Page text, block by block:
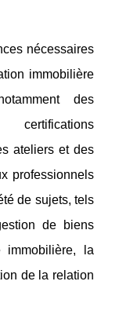
nécessaires
immobilière
des
certifications
ateliers et des
professionnels
de sujets, tels
de biens
immobilière, la
de la relation